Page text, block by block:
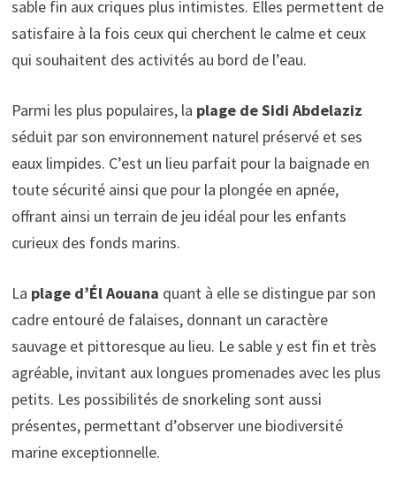
sable fin aux criques plus intimistes. Elles permettent de
satisfaire à la fois ceux qui cherchent le calme et ceux
qui souhaitent des activités au bord de l’eau.
Parmi les plus populaires, la plage de Sidi Abdelaziz
séduit par son environnement naturel préservé et ses
eaux limpides. C’est un lieu parfait pour la baignade en
toute sécurité ainsi que pour la plongée en apnée,
offrant ainsi un terrain de jeu idéal pour les enfants
curieux des fonds marins.
La plage d’Él Aouana quant à elle se distingue par son
cadre entouré de falaises, donnant un caractère
sauvage et pittoresque au lieu. Le sable y est fin et très
agréable, invitant aux longues promenades avec les plus
petits. Les possibilités de snorkeling sont aussi
présentes, permettant d’observer une biodiversité
marine exceptionnelle.